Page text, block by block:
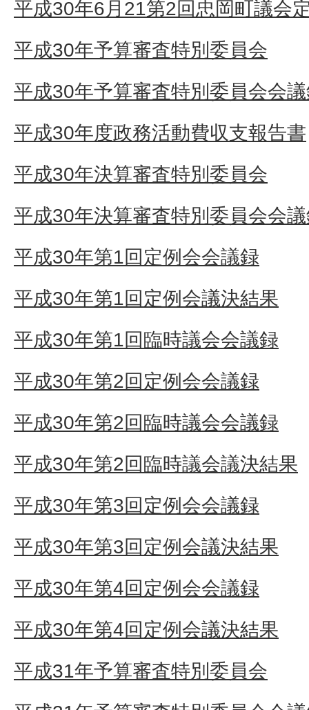
平成30年6月21第2回忠岡町議会
平成30年予算審査特別委員会
平成30年予算審査特別委員会会
平成30年度政務活動費収支報告書
平成30年決算審査特別委員会
平成30年決算審査特別委員会会
平成30年第1回定例会会議録
平成30年第1回定例会議決結果
平成30年第1回臨時議会会議録
平成30年第2回定例会会議録
平成30年第2回臨時議会会議録
平成30年第2回臨時議会議決結果
平成30年第3回定例会会議録
平成30年第3回定例会議決結果
平成30年第4回定例会会議録
平成30年第4回定例会議決結果
平成31年予算審査特別委員会